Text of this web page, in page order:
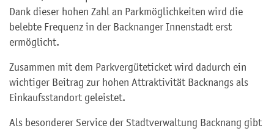
Dank dieser hohen Zahl an Parkmöglichkeiten wird die
belebte Frequenz in der Backnanger Innenstadt erst
ermöglicht.
Zusammen mit dem Parkvergüteticket wird dadurch ein
wichtiger Beitrag zur hohen Attraktivität Backnangs als
Einkaufsstandort geleistet.
Als besonderer Service der Stadtverwaltung Backnang gibt